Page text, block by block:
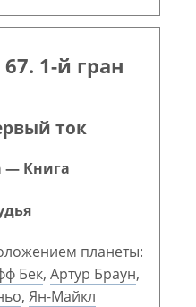
1-й гран
ток
— Книга
планеты:
Бек, Артур Браун,
, Ян-Майкл